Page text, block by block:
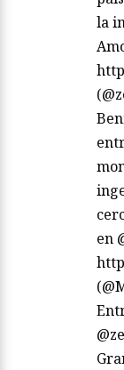
la
en